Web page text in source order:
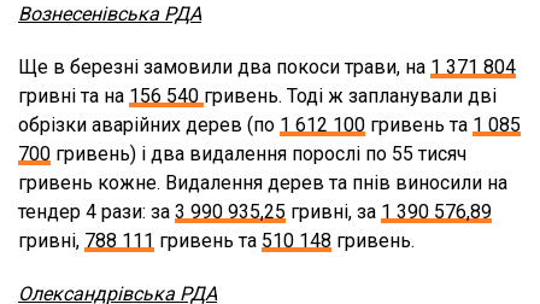
Вознесенівська РДА
Ще в березні замовили два покоси трави, на 1 371 804
гривні та на 156 540 гривень. Тоді ж запланували дві
обрізки аварійних дерев (по 1 612 100 гривень та 1 085
700 гривень) і два видалення порослі по 55 тисяч
гривень кожне. Видалення дерев та пнів виносили на
тендер 4 рази: за 3 990 935,25 гривні, за 1 390 576,89
гривні, 788 111 гривень та 510 148 гривень.
Олександрівська РДА